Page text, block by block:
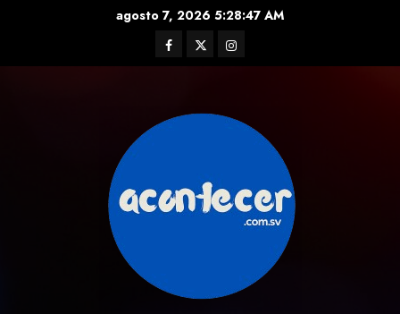
agosto 7, 2026 5:28:48 AM
Facebook
TwitterInstagram